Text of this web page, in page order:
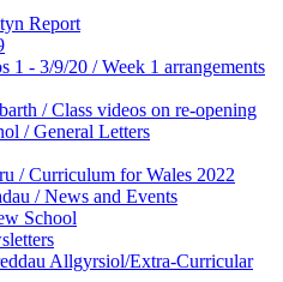
Report
1 - 3/9/20 / Week 1 arrangements
/ Class videos on re-opening
/ General Letters
/ Curriculum for Wales 2022
/ News and Events
School
Allgyrsiol/Extra-Curricular